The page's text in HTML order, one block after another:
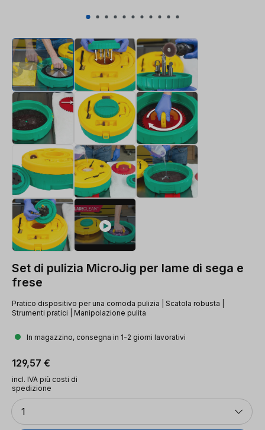
Set di pulizia MicroJig per lame di sega e
frese
Pratico dispositivo per una comoda pulizia | Scatola robusta |
Strumenti pratici | Manipolazione pulita
In magazzino, consegna in 1-2 giorni lavorativi
Prezzo normale:
129,57 €
incl. IVA più costi di
spedizione
Quantità
1